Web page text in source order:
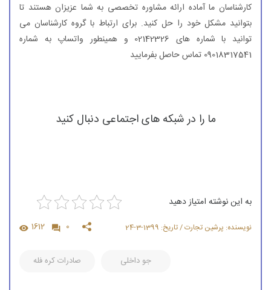
کارشناسان ما آماده ارائه مشاوره تخصصی به شما عزیزان هستند تا
بتوانید مشکل خود را حل کنید. برای ارتباط با گروه کارشناسان می
توانید با شماره های 02142326 و همینطور واتساپ به شماره
09018317541 تماس حاصل بفرمایید
ما را در شبکه های اجتماعی دنبال کنید
به این نوشته امتیاز دهید
نویسنده: پرشین تجارت / تاریخ: 1399-3-24 0
1612
جو داخلی صادرات كره فله